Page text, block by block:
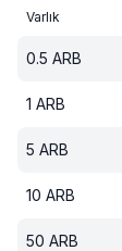
Varlık
0.5 ARB
1 ARB
5 ARB
10 ARB
50 ARB